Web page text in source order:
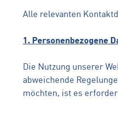
Alle relevanten
1. Personenbezogene
Die Nutzung unserer
abweichende
möchten, ist es